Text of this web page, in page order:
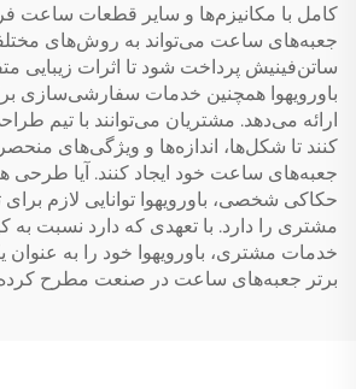
کامل با مکانیزم‌ها و سایر قطعات ساعت
جعبه‌های ساعت می‌تواند به روش‌های
ساتن‌فینیش پرداخت شود تا اثرات زیبایی
باورویهوا همچنین خدمات سفارشی‌سازی
ارائه می‌دهد. مشتریان می‌توانند با تیم
کنند تا شکل‌ها، اندازه‌ها و ویژگی‌های
جعبه‌های ساعت خود ایجاد کنند. آیا طرحی
حکاکی شخصی، باورویهوا توانایی لازم
مشتری را دارد. با تعهدی که دارد نسبت به
خدمات مشتری، باورویهوا خود را به عنوان
برتر جعبه‌های ساعت در صنعت مطرح